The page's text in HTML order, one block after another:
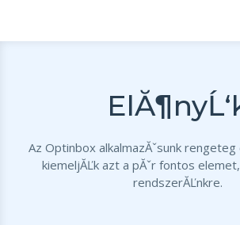
Az Optinbox alkalmazĂˇsunk rengeteg
kiemeljĂĽk azt a pĂˇr fontos
rendszerĂĽnkre.